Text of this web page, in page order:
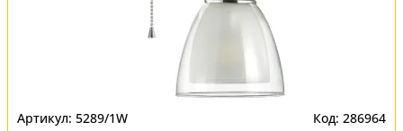
5289/1W 286964